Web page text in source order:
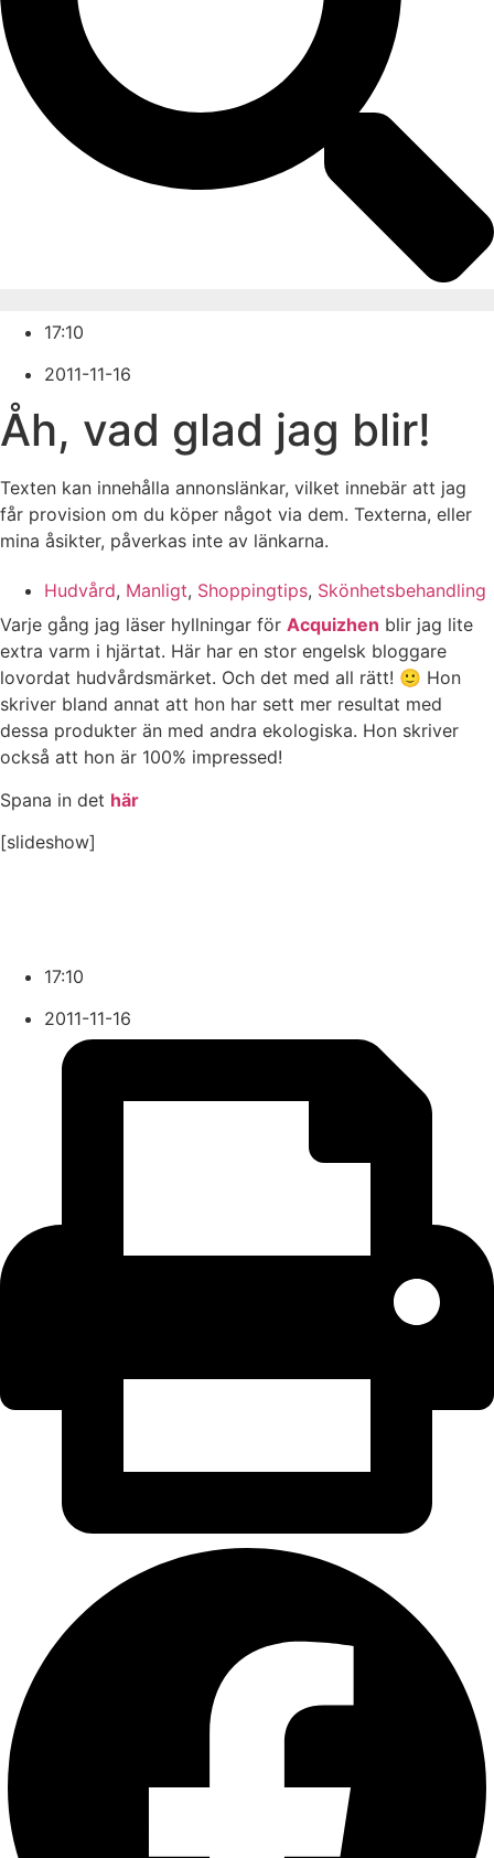
17:10
2011-11-16
Åh, vad glad jag blir!
Texten kan innehålla annonslänkar, vilket innebär att jag
får provision om du köper något via dem. Texterna, eller
mina åsikter, påverkas inte av länkarna.
Hudvård, Manligt, Shoppingtips, Skönhetsbehandling
Varje gång jag läser hyllningar för Acquizhen blir jag lite
extra varm i hjärtat. Här har en stor engelsk bloggare
lovordat hudvårdsmärket. Och det med all rätt! 🙂 Hon
skriver bland annat att hon har sett mer resultat med
dessa produkter än med andra ekologiska. Hon skriver
också att hon är 100% impressed!
Spana in det här
[slideshow]
17:10
2011-11-16